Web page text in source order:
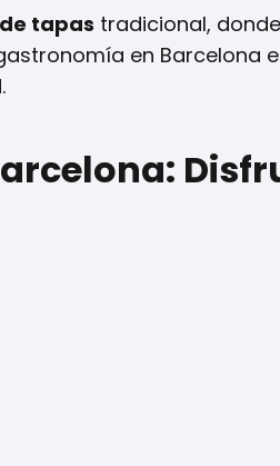
tapas tradicional,
en Barcelona